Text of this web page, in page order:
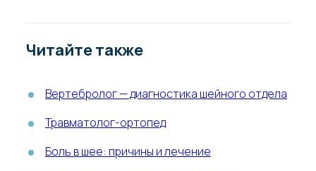
Читайте также
Вертебролог — диагностика шейного отдела
Травматолог-ортопед
Боль в шее: причины и лечение